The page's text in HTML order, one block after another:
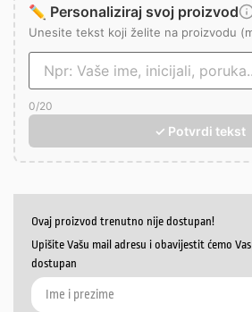
✏️ Personaliziraj svoj proizvod
Unesite tekst koji želite na proizvodu
0/20
✓ Potvrdi tekst
Ovaj proizvod trenutno nije dostupan!
Upišite Vašu mail adresu i obavijestit ćemo
dostupan